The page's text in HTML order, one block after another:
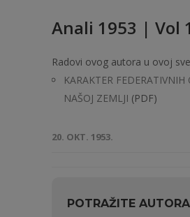
Anali 1953 | Vol
Radovi ovog autora u ovoj
KARAKTER
NAŠOJ ZEMLJI (PDF)
20. OKT. 1953.
POTRAŽITE